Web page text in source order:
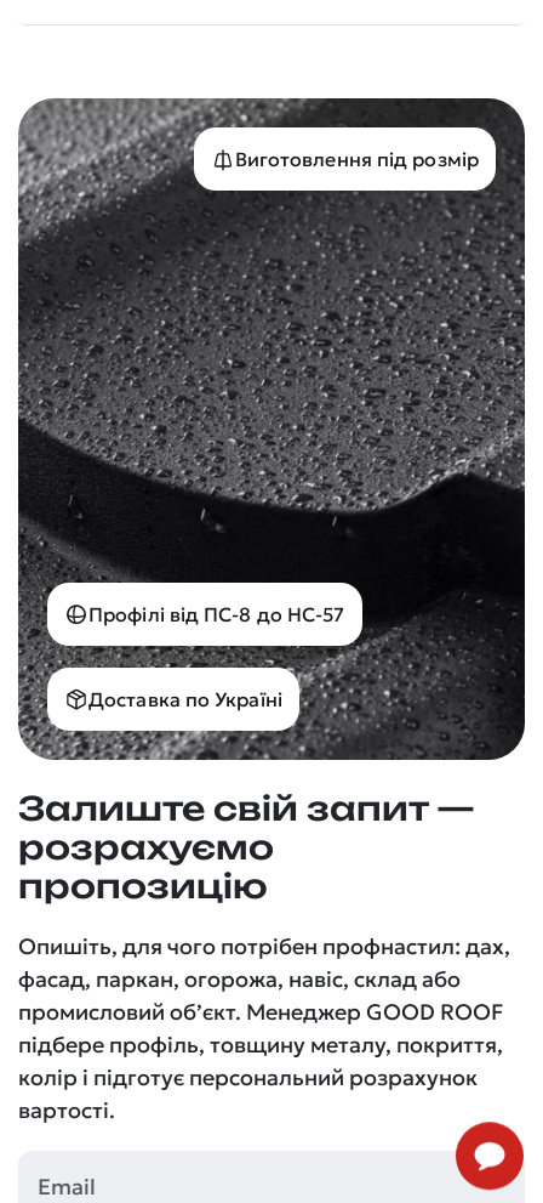
Виготовлення під розмір
Профілі від ПС-8 до НС-57
Доставка по Україні
Залиште свій запит —
розрахуємо
пропозицію
Опишіть, для чого потрібен профнастил: дах,
фасад, паркан, огорожа, навіс, склад або
промисловий об’єкт. Менеджер GOOD ROOF
підбере профіль, товщину металу, покриття,
колір і підготує персональний розрахунок
вартості.